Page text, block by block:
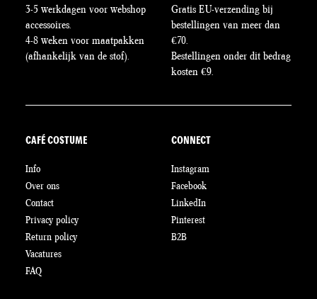
productpagina
3-5 werkdagen voor webshop
accessoires.
4-8 weken voor maatpakken
(afhankelijk van de stof).
Gratis EU-verzending bij
bestellingen van meer dan
€70.
Bestellingen onder dit bedrag
kosten €9.
CAFÉ COSTUME
Info
Over ons
Contact
Privacy policy
Return policy
Vacatures
FAQ
CONNECT
Instagram
Facebook
LinkedIn
Pinterest
B2B